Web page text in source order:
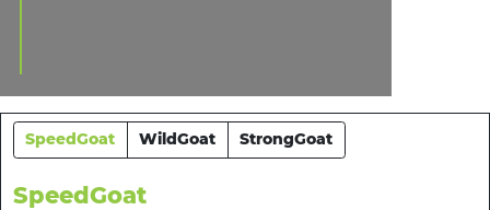
SpeedGoat WildGoat StrongGoat
SpeedGoat